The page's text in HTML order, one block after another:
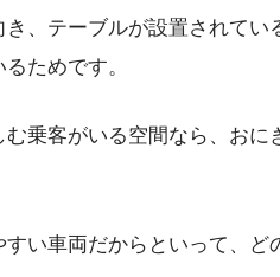
き、テーブルが設置されて
ためです。
乗客がいる空間なら、お
すい車両だからといって、